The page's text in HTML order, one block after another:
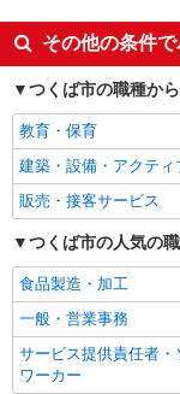
未経験歓迎
上場企業・上場企業の
社
社会保険あり
同じ職種から求人
一般・営業事務
同じ特徴から求人を
未経験歓迎
上場企業・上場企業の
社
その他の条件
つくば市の職種か
教育・保育
建築・設備・アクティ
販売・接客サービス
つくば市の人気の
食品製造・加工
一般・営業事務
サービス提供責任者・
ワーカー